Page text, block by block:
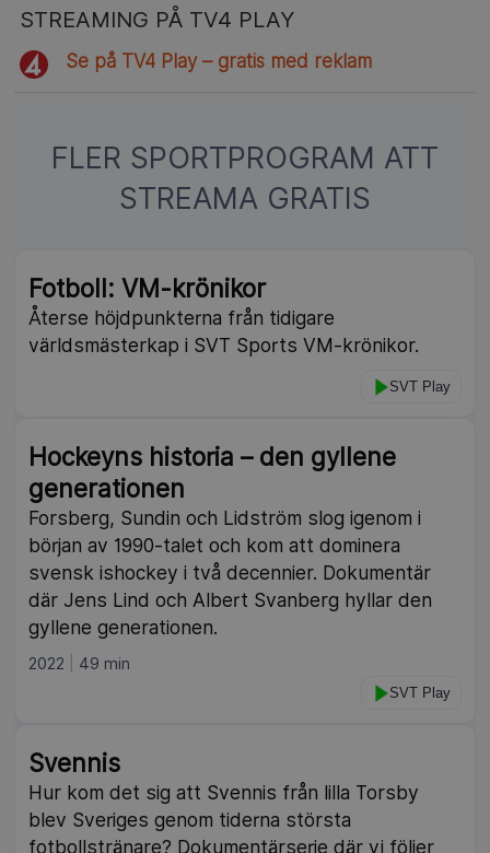
STREAMING PÅ TV4 PLAY
Se på TV4 Play – gratis med reklam
FLER SPORTPROGRAM ATT
STREAMA GRATIS
Fotboll: VM-krönikor
Återse höjdpunkterna från tidigare
världsmästerkap i SVT Sports VM-krönikor.
SVT Play
Hockeyns historia – den gyllene
generationen
Forsberg, Sundin och Lidström slog igenom i
början av 1990-talet och kom att dominera
svensk ishockey i två decennier. Dokumentär
där Jens Lind och Albert Svanberg hyllar den
gyllene generationen.
2022 49 min
SVT Play
Svennis
Hur kom det sig att Svennis från lilla Torsby
blev Sveriges genom tiderna största
fotbollstränare? Dokumentärserie där vi följer